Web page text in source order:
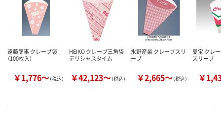
遠藤商事 クレープ袋
（100枚入）
￥1,776～（税込）
HEIKO クレープ三角袋
デリシャスタイム
￥42,123～（税込）
水野産業 クレープスリ
ーブ
￥2,665～（税込）
愛宝 クレ
スリーブ
￥